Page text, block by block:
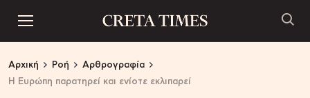
Αρχική Ροή
Αρθρογραφία
Η Ευρώπη παρατηρεί και ενίοτε εκλιπαρεί